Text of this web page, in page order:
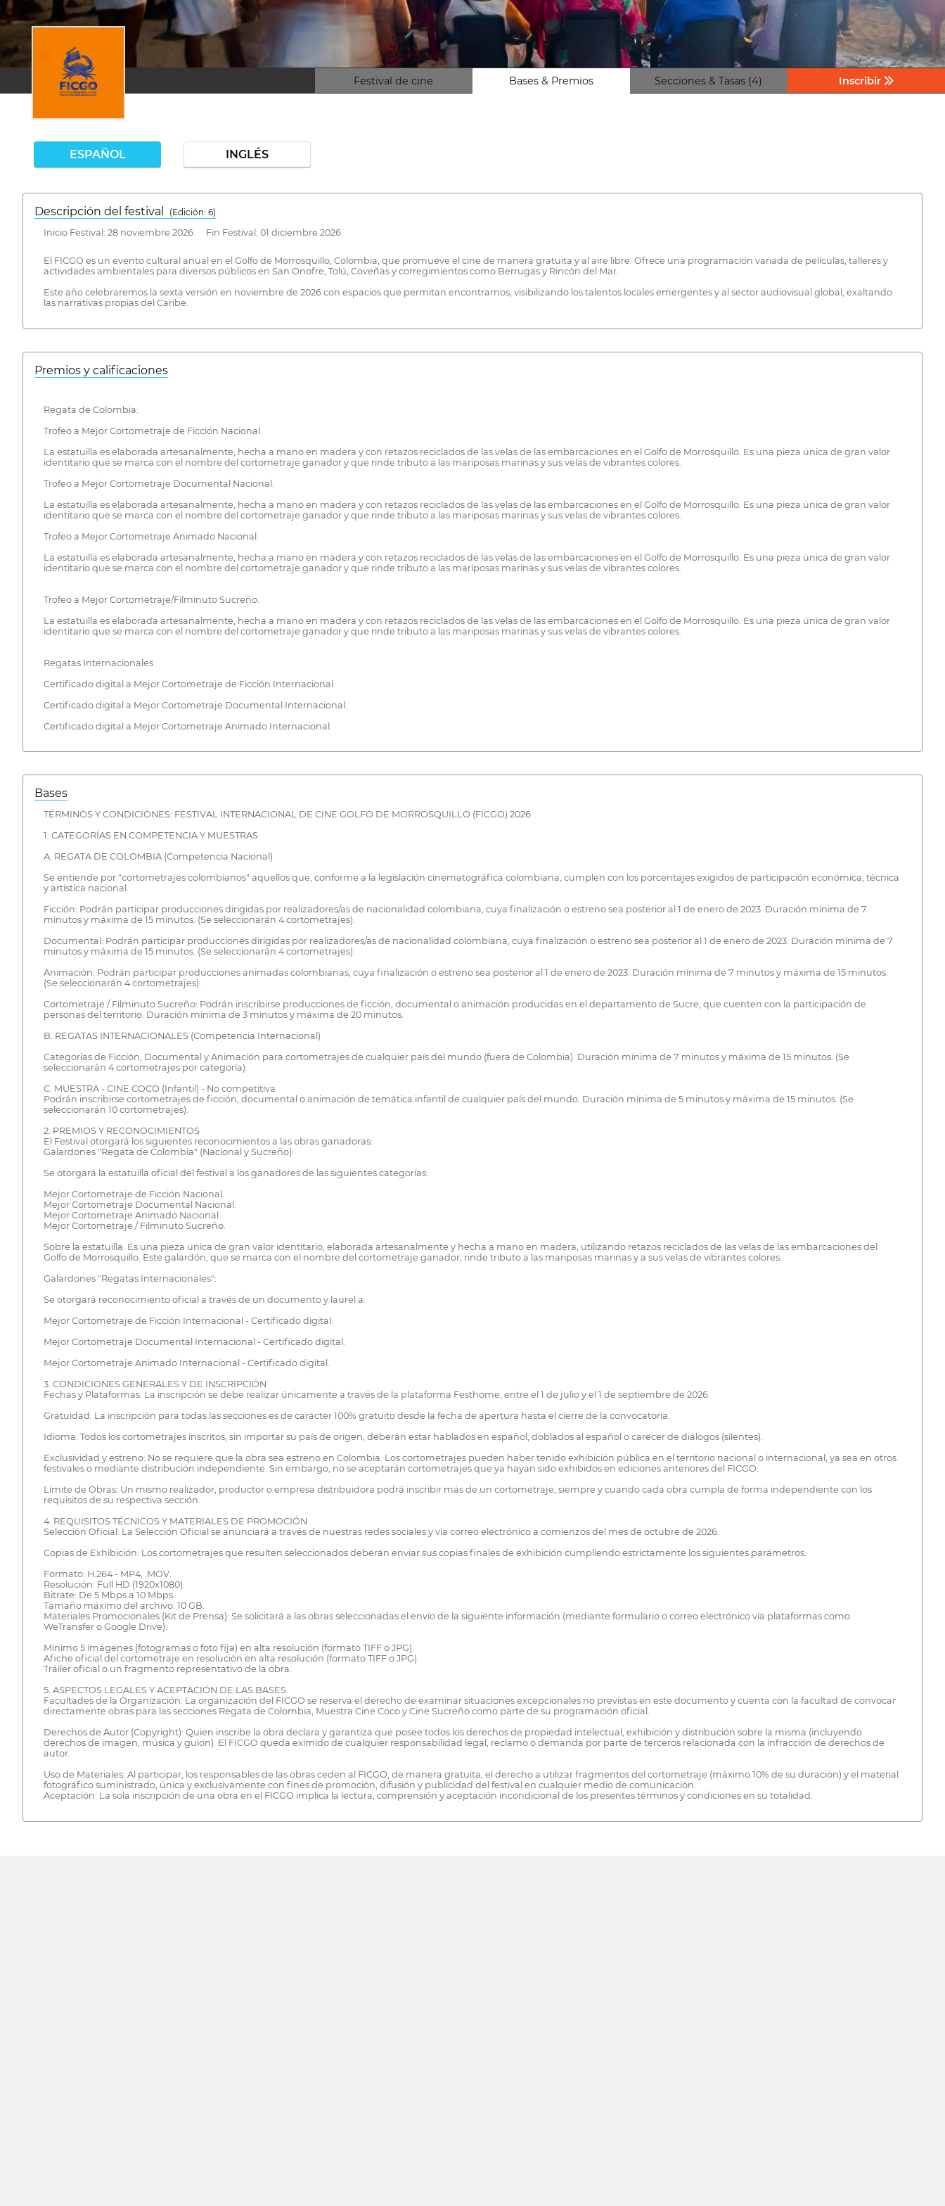
Festival de cine Bases & Premios Secciones & Tasas (4) Inscribir
ESPAÑOL INGLÉS
Descripción del festival
( Edición: 6)
Inicio Festival: 28 noviembre 2026 Fin Festival: 01 diciembre 2026
El FICGO es un evento cultural anual en el Golfo de Morrosquillo, Colombia, que promueve el cine de manera gratuita y al aire libre. Ofrece una programación variada de películas, talleres y
actividades ambientales para diversos públicos en San Onofre, Tolú, Coveñas y corregimientos como Berrugas y Rincón del Mar.
Este año celebraremos la sexta versión en noviembre de 2026 con espacios que permitan encontrarnos, visibilizando los talentos locales emergentes y al sector audiovisual global, exaltando
las narrativas propias del Caribe.
Premios y calificaciones
Regata de Colombia:
Trofeo a Mejor Cortometraje de Ficción Nacional.
La estatuilla es elaborada artesanalmente, hecha a mano en madera y con retazos reciclados de las velas de las embarcaciones en el Golfo de Morrosquillo. Es una pieza única de gran valor
identitario que se marca con el nombre del cortometraje ganador y que rinde tributo a las mariposas marinas y sus velas de vibrantes colores.
Trofeo a Mejor Cortometraje Documental Nacional.
La estatuilla es elaborada artesanalmente, hecha a mano en madera y con retazos reciclados de las velas de las embarcaciones en el Golfo de Morrosquillo. Es una pieza única de gran valor
identitario que se marca con el nombre del cortometraje ganador y que rinde tributo a las mariposas marinas y sus velas de vibrantes colores.
Trofeo a Mejor Cortometraje Animado Nacional.
La estatuilla es elaborada artesanalmente, hecha a mano en madera y con retazos reciclados de las velas de las embarcaciones en el Golfo de Morrosquillo. Es una pieza única de gran valor
identitario que se marca con el nombre del cortometraje ganador y que rinde tributo a las mariposas marinas y sus velas de vibrantes colores.
Trofeo a Mejor Cortometraje/Filminuto Sucreño.
La estatuilla es elaborada artesanalmente, hecha a mano en madera y con retazos reciclados de las velas de las embarcaciones en el Golfo de Morrosquillo. Es una pieza única de gran valor
identitario que se marca con el nombre del cortometraje ganador y que rinde tributo a las mariposas marinas y sus velas de vibrantes colores.
Regatas Internacionales
Certificado digital a Mejor Cortometraje de Ficción Internacional.
Certificado digital a Mejor Cortometraje Documental Internacional.
Certificado digital a Mejor Cortometraje Animado Internacional.
Bases
TÉRMINOS Y CONDICIONES: FESTIVAL INTERNACIONAL DE CINE GOLFO DE MORROSQUILLO (FICGO) 2026
1. CATEGORÍAS EN COMPETENCIA Y MUESTRAS
A. REGATA DE COLOMBIA (Competencia Nacional)
Se entiende por "cortometrajes colombianos" aquellos que, conforme a la legislación cinematográfica colombiana, cumplen con los porcentajes exigidos de participación económica, técnica
y artística nacional.
Ficción: Podrán participar producciones dirigidas por realizadores/as de nacionalidad colombiana, cuya finalización o estreno sea posterior al 1 de enero de 2023. Duración mínima de 7
minutos y máxima de 15 minutos. (Se seleccionarán 4 cortometrajes).
Documental: Podrán participar producciones dirigidas por realizadores/as de nacionalidad colombiana, cuya finalización o estreno sea posterior al 1 de enero de 2023. Duración mínima de 7
minutos y máxima de 15 minutos. (Se seleccionarán 4 cortometrajes).
Animación: Podrán participar producciones animadas colombianas, cuya finalización o estreno sea posterior al 1 de enero de 2023. Duración mínima de 7 minutos y máxima de 15 minutos.
(Se seleccionarán 4 cortometrajes).
Cortometraje / Filminuto Sucreño: Podrán inscribirse producciones de ficción, documental o animación producidas en el departamento de Sucre, que cuenten con la participación de
personas del territorio. Duración mínima de 3 minutos y máxima de 20 minutos.
B. REGATAS INTERNACIONALES (Competencia Internacional)
Categorías de Ficción, Documental y Animación para cortometrajes de cualquier país del mundo (fuera de Colombia). Duración mínima de 7 minutos y máxima de 15 minutos. (Se
seleccionarán 4 cortometrajes por categoría).
C. MUESTRA - CINE COCO (Infantil) - No competitiva
Podrán inscribirse cortometrajes de ficción, documental o animación de temática infantil de cualquier país del mundo. Duración mínima de 5 minutos y máxima de 15 minutos. (Se
seleccionarán 10 cortometrajes).
2. PREMIOS Y RECONOCIMIENTOS
El Festival otorgará los siguientes reconocimientos a las obras ganadoras:
Galardones "Regata de Colombia" (Nacional y Sucreño):
Se otorgará la estatuilla oficial del festival a los ganadores de las siguientes categorías:
Mejor Cortometraje de Ficción Nacional.
Mejor Cortometraje Documental Nacional.
Mejor Cortometraje Animado Nacional.
Mejor Cortometraje / Filminuto Sucreño.
Sobre la estatuilla: Es una pieza única de gran valor identitario, elaborada artesanalmente y hecha a mano en madera, utilizando retazos reciclados de las velas de las embarcaciones del
Golfo de Morrosquillo. Este galardón, que se marca con el nombre del cortometraje ganador, rinde tributo a las mariposas marinas y a sus velas de vibrantes colores.
Galardones "Regatas Internacionales":
Se otorgará reconocimiento oficial a través de un documento y laurel a:
Mejor Cortometraje de Ficción Internacional - Certificado digital.
Mejor Cortometraje Documental Internacional - Certificado digital.
Mejor Cortometraje Animado Internacional - Certificado digital.
3. CONDICIONES GENERALES Y DE INSCRIPCIÓN
Fechas y Plataformas: La inscripción se debe realizar únicamente a través de la plataforma Festhome, entre el 1 de julio y el 1 de septiembre de 2026.
Gratuidad: La inscripción para todas las secciones es de carácter 100% gratuito desde la fecha de apertura hasta el cierre de la convocatoria.
Idioma: Todos los cortometrajes inscritos, sin importar su país de origen, deberán estar hablados en español, doblados al español o carecer de diálogos (silentes).
Exclusividad y estreno: No se requiere que la obra sea estreno en Colombia. Los cortometrajes pueden haber tenido exhibición pública en el territorio nacional o internacional, ya sea en otros
festivales o mediante distribución independiente. Sin embargo, no se aceptarán cortometrajes que ya hayan sido exhibidos en ediciones anteriores del FICGO.
Límite de Obras: Un mismo realizador, productor o empresa distribuidora podrá inscribir más de un cortometraje, siempre y cuando cada obra cumpla de forma independiente con los
requisitos de su respectiva sección.
4. REQUISITOS TÉCNICOS Y MATERIALES DE PROMOCIÓN
Selección Oficial: La Selección Oficial se anunciará a través de nuestras redes sociales y vía correo electrónico a comienzos del mes de octubre de 2026.
Copias de Exhibición: Los cortometrajes que resulten seleccionados deberán enviar sus copias finales de exhibición cumpliendo estrictamente los siguientes parámetros:
Formato: H.264 - MP4, .MOV.
Resolución: Full HD (1920x1080).
Bitrate: De 5 Mbps a 10 Mbps.
Tamaño máximo del archivo: 10 GB.
Materiales Promocionales (Kit de Prensa): Se solicitará a las obras seleccionadas el envío de la siguiente información (mediante formulario o correo electrónico vía plataformas como
WeTransfer o Google Drive):
Mínimo 5 imágenes (fotogramas o foto fija) en alta resolución (formato TIFF o JPG).
Afiche oficial del cortometraje en resolución en alta resolución (formato TIFF o JPG).
Tráiler oficial o un fragmento representativo de la obra.
5. ASPECTOS LEGALES Y ACEPTACIÓN DE LAS BASES
Facultades de la Organización: La organización del FICGO se reserva el derecho de examinar situaciones excepcionales no previstas en este documento y cuenta con la facultad de convocar
directamente obras para las secciones Regata de Colombia, Muestra Cine Coco y Cine Sucreño como parte de su programación oficial.
Derechos de Autor (Copyright): Quien inscribe la obra declara y garantiza que posee todos los derechos de propiedad intelectual, exhibición y distribución sobre la misma (incluyendo
derechos de imagen, música y guion). El FICGO queda eximido de cualquier responsabilidad legal, reclamo o demanda por parte de terceros relacionada con la infracción de derechos de
autor.
Uso de Materiales: Al participar, los responsables de las obras ceden al FICGO, de manera gratuita, el derecho a utilizar fragmentos del cortometraje (máximo 10% de su duración) y el material
fotográfico suministrado, única y exclusivamente con fines de promoción, difusión y publicidad del festival en cualquier medio de comunicación.
Aceptación: La sola inscripción de una obra en el FICGO implica la lectura, comprensión y aceptación incondicional de los presentes términos y condiciones en su totalidad.